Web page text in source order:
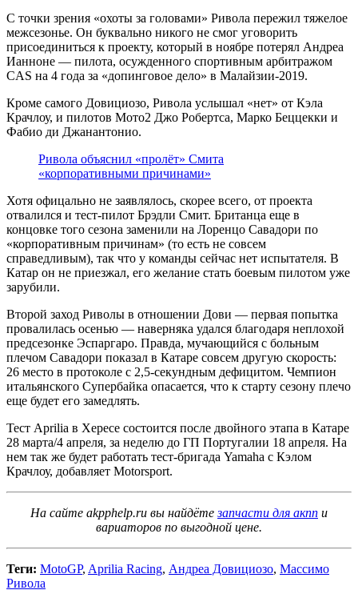
С точки зрения «охоты за головами» Ривола пережил тяжелое
межсезонье. Он буквально никого не смог уговорить
присоединиться к проекту, который в ноябре потерял Андреа
Ианноне — пилота, осужденного спортивным арбитражом
CAS на 4 года за «допинговое дело» в Малайзии-2019.
Кроме самого Довициозо, Ривола услышал «нет» от Кэла
Крачлоу, и пилотов Мото2 Джо Робертса, Марко Беццекки и
Фабио ди Джанантонио.
Ривола объяснил «пролёт» Смита
«корпоративными причинами»
Хотя офицально не заявлялось, скорее всего, от проекта
отвалился и тест-пилот Брэдли Смит. Британца еще в
концовке того сезона заменили на Лоренцо Савадори по
«корпоративным причинам» (то есть не совсем
справедливым), так что у команды сейчас нет испытателя. В
Катар он не приезжал, его желание стать боевым пилотом уже
зарубили.
Второй заход Риволы в отношении Дови — первая попытка
провалилась осенью — наверняка удался благодаря неплохой
предсезонке Эспаргаро. Правда, мучающийся с больным
плечом Савадори показал в Катаре совсем другую скорость:
26 место в протоколе с 2,5-секундным дефицитом. Чемпион
итальянского Супербайка опасается, что к старту сезону плечо
еще будет его замедлять.
Тест Aprilia в Хересе состоится после двойного этапа в Катаре
28 марта/4 апреля, за неделю до ГП Португалии 18 апреля. На
нем так же будет работать тест-бригада Yamaha с Кэлом
Крачлоу, добавляет Motorsport.
На сайте akpphelp.ru вы найдётезапчасти для акпп и
вариаторов по выгодной цене.
Теги: MotoGP, Aprilia Racing, Андреа Довициозо, Массимо
Ривола